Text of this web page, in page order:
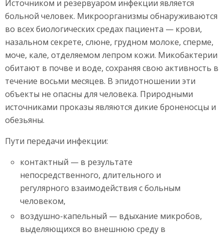
Источником и резервуаром инфекции является
больной человек. Микроорганизмы обнаруживаются
во всех биологических средах пациента — крови,
назальном секрете, слюне, грудном молоке, сперме,
моче, кале, отделяемом лепром кожи. Микобактерии
обитают в почве и воде, сохраняя свою активность в
течение восьми месяцев. В эпидотношении эти
объекты не опасны для человека. Природными
источниками проказы являются дикие броненосцы и
обезьяны.
Пути передачи инфекции:
контактный — в результате
непосредственного, длительного и
регулярного взаимодействия с больным
человеком,
воздушно-капельный — вдыхание микробов,
выделяющихся во внешнюю среду в